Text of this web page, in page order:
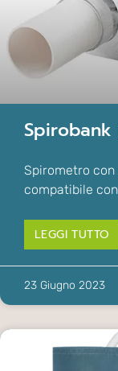
Spirobank
Spirometro
compatibile
LEGGI TUTTO
23 Giugno 2023